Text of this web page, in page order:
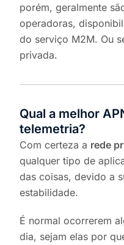
porém, geralmente
operadoras,
do serviço M2M. Ou
privada.
Qual a melhor
telemetria?
Com certeza a rede
qualquer tipo de
das coisas, devido a
estabilidade.
É normal ocorrerem
dia, sejam elas por